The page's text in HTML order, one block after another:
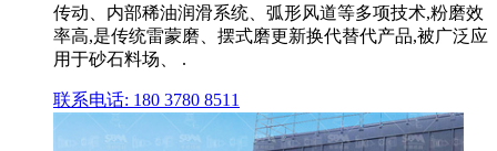
传动、内部稀油润滑系统、弧形风道等多项技术,粉磨效
率高,是传统雷蒙磨、摆式磨更新换代替代产品,被广泛应
用于砂石料场、 .
联系电话: 180 3780 8511